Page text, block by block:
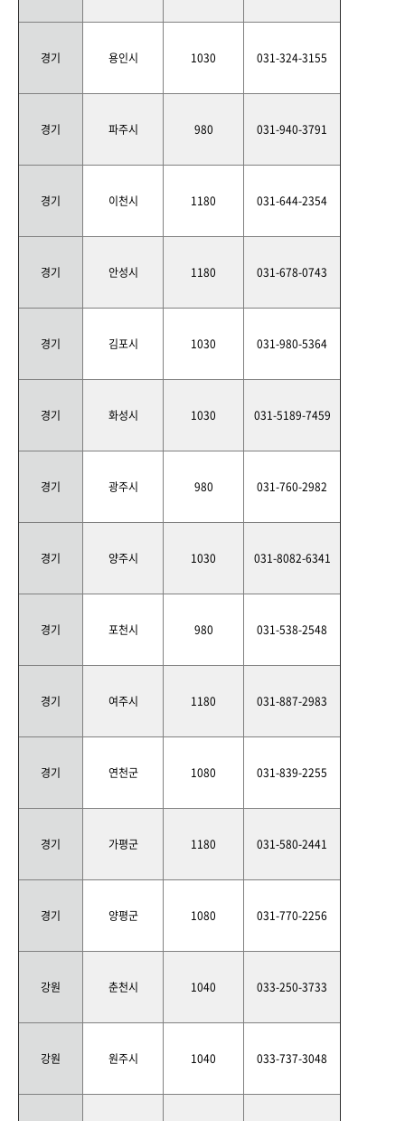
경기 용인시 1030 031-324-3155
경기 파주시 980 031-940-3791
경기 이천시 1180 031-644-2354
경기 안성시 1180 031-678-0743
경기 김포시 1030 031-980-5364
경기 화성시 1030 031-5189-7459
경기 광주시 980 031-760-2982
경기 양주시 1030 031-8082-6341
경기 포천시 980 031-538-2548
경기 여주시 1180 031-887-2983
경기 연천군 1080 031-839-2255
경기 가평군 1180 031-580-2441
경기 양평군 1080 031-770-2256
강원 춘천시 1040 033-250-3733
강원 원주시 1040 033-737-3048